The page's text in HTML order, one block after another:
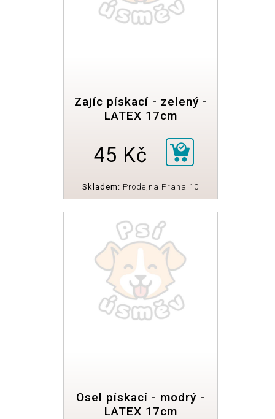
Zajíc pískací - zelený -
LATEX 17cm
45 Kč
Skladem: Prodejna Praha 10
Osel pískací - modrý -
LATEX 17cm